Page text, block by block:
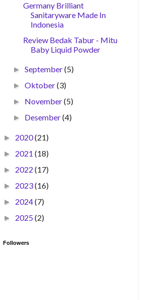
Germany Brilliant
Sanitaryware Made In
Indonesia
Review Bedak Tabur - Mitu
Baby Liquid Powder
►September(5)
►Oktober(3)
► November(5)
► Desember(4)
► 2020(21)
► 2021 (18)
► 2022 (17)
► 2023(16)
► 2024(7)
► 2025(2)
Followers